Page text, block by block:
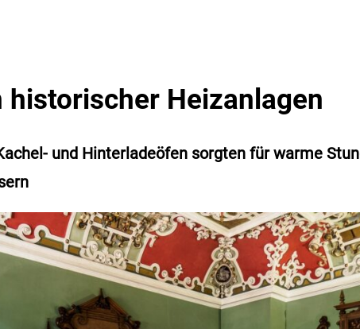
historischer Heizanlagen
und Hinterladeöfen sorgten für warme